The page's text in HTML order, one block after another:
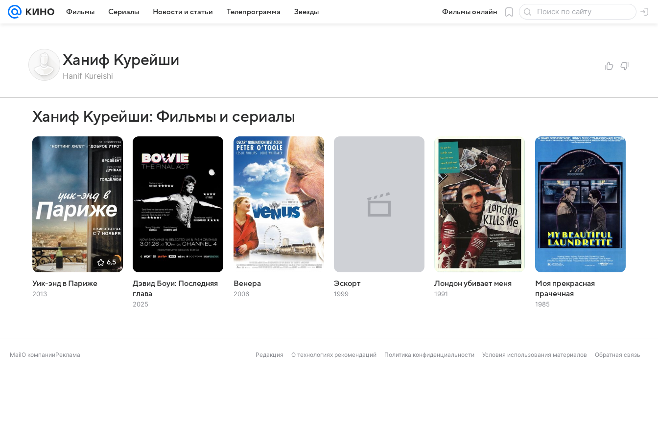
Фильмы Сериалы Новости и статьи Телепрограмма Звезды Фильмы онлайн
Ханиф Курейши
Hanif Kureishi
Ханиф Курейши: Фильмы и сериалы
6,5
Уик-энд в Париже
2013
Дэвид Боуи: Последняя
глава
2025
Венера
2006
Эскорт
1999
Лондон убивает меня
1991
Моя прекрасная
прачечная
1985
MailО компанииРеклама Редакция О технологиях рекомендаций Политика конфиденциальности Условия использования материалов Обратная связь